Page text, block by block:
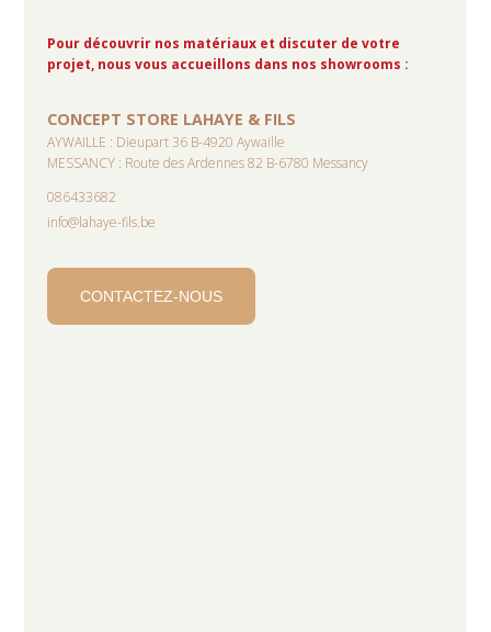
Pour découvrir nos matériaux et discuter de votre
projet, nous vous accueillons dans nos showrooms :
CONCEPT STORE LAHAYE & FILS
AYWAILLE : Dieupart 36 B-4920 Aywaille
MESSANCY : Route des Ardennes 82 B-6780 Messancy
086433682
info@lahaye-fils.be
CONTACTEZ-NOUS